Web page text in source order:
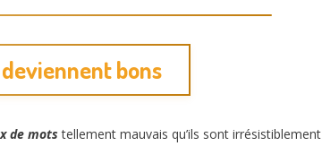
bons
de mots tellement mauvais qu’ils sont irrésistiblement